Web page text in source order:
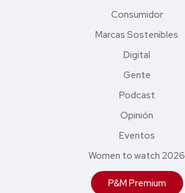
Consumidor
Marcas Sostenibles
Digital
Gente
Podcast
Opinión
Eventos
Women to watch 2026
P&M Premium